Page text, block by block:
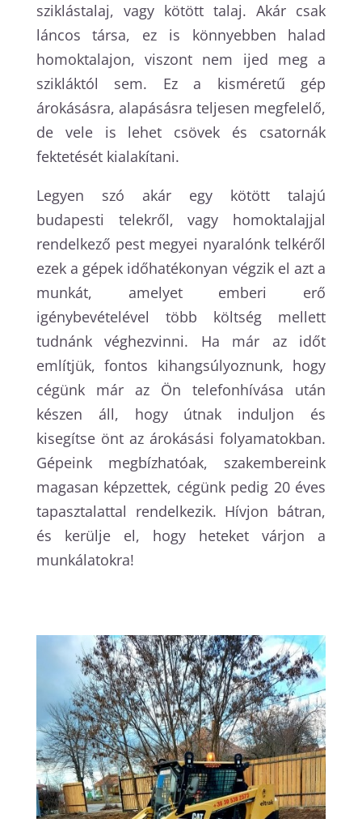
sziklástalaj, vagy kötött talaj. Akár csak
láncos társa, ez is könnyebben halad
homoktalajon, viszont nem ijed meg a
szikláktól sem. Ez a kisméretű gép
árokásásra, alapásásra teljesen megfelelő,
de vele is lehet csövek és csatornák
fektetését kialakítani.
Legyen szó akár egy kötött talajú
budapesti telekről, vagy homoktalajjal
rendelkező pest megyei nyaralónk telkéről
ezek a gépek időhatékonyan végzik el azt a
munkát, amelyet emberi erő
igénybevételével több költség mellett
tudnánk véghezvinni. Ha már az időt
említjük, fontos kihangsúlyoznunk, hogy
cégünk már az Ön telefonhívása után
készen áll, hogy útnak induljon és
kisegítse önt az árokásási folyamatokban.
Gépeink megbízhatóak, szakembereink
magasan képzettek, cégünk pedig 20 éves
tapasztalattal rendelkezik. Hívjon bátran,
és kerülje el, hogy heteket várjon a
munkálatokra!